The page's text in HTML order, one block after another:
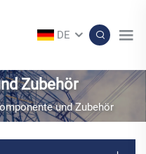
DE
Zubehör
und Zubehör